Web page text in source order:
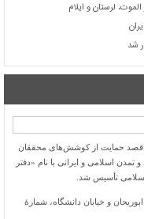
لرستان و ایلام
شد
میراث مكتوب در سال ۱۳۷۲ ش به قصد حمایت از كوشش‌های محققان
اسلامی و ایرانی با نام «دفتر
تأسیس شد.
و خیابان دانشگاه، شمارۀ